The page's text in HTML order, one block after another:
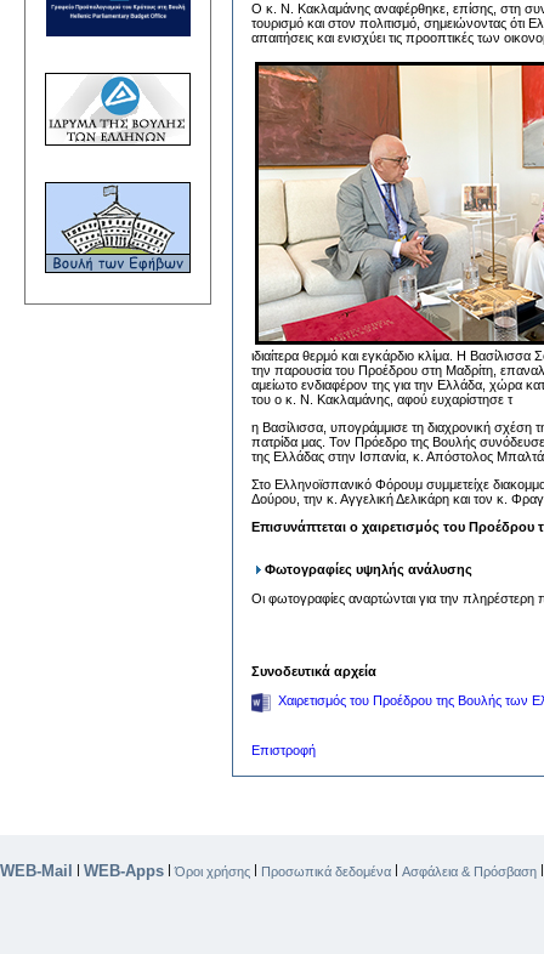
Ο κ. Ν. Κακλαμάνης αναφέρθηκε, επίσης, στη
τουρισμό και στον πολιτισμό, σημειώνοντας ότι
απαιτήσεις και ενισχύει τις προοπτικές των
ιδιαίτερα θερμό και εγκάρδιο κλίμα. Η Βασίλισσα
την παρουσία του Προέδρου στη Μαδρίτη,
αμείωτο ενδιαφέρον της για την Ελλάδα, χώρα
του ο κ. Ν. Κακλαμάνης, αφού ευχαρίστησε τ
η Βασίλισσα, υπογράμμισε τη διαχρονική σχέση
πατρίδα μας. Τον Πρόεδρο της Βουλής
της Ελλάδας στην Ισπανία, κ. Απόστολος
Στο Ελληνοϊσπανικό Φόρουμ συμμετείχε
Δούρου, την κ. Αγγελική Δελικάρη και τον κ.
Επισυνάπτεται ο χαιρετισμός του Προέδρου
Φωτογραφίες υψηλής ανάλυσης
Οι φωτογραφίες αναρτώνται για την πληρέστερη
Συνοδευτικά αρχεία
Χαιρετισμός του Προέδρου της Βουλής των
Επιστροφή
WEB-Mail WEB-Apps |Όροι χρήσης Προσωπικά δεδομένα Ασφάλεια & Πρόσβαση